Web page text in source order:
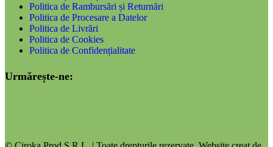
Politica de Rambursări și Returnări
Politica de Procesare a Datelor
Politica de Livrări
Politica de Cookies
Politica de Confidențialitate
Urmărește-ne: